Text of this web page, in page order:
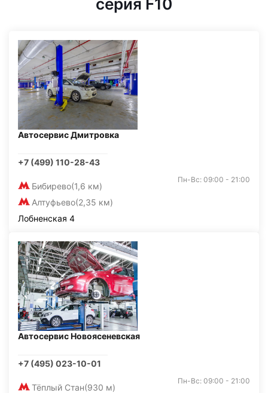
серия F10
Автосервис Дмитровка
+7 (499) 110-28-43
Бибирево(1,6 км)
Алтуфьево(2,35 км)
Пн-Вс: 09:00 - 21:00
Лобненская 4
Автосервис Новоясеневская
+7 (495) 023-10-01
Тёплый Стан(930 м)
Пн-Вс: 09:00 - 21:00